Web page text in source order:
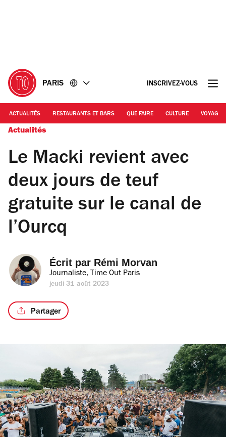
PARIS INSCRIVEZ-VOUS
ACTUALITÉS RESTAURANTS ET BARS QUE FAIRE CULTURE VOYAGE
Actualités
Le Macki revient avec
deux jours de teuf
gratuite sur le canal de
l’Ourcq
Écrit par Rémi Morvan
Journaliste, Time Out Paris
jeudi 31 août 2023
Partager